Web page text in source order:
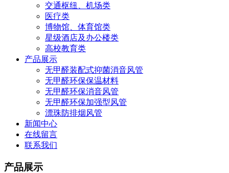
交通枢纽、机场类
医疗类
博物馆、体育馆类
星级酒店及办公楼类
高校教育类
产品展示
无甲醛装配式抑菌消音风管
无甲醛环保保温材料
无甲醛环保消音风管
无甲醛环保加强型风管
漂珠防排烟风管
新闻中心
在线留言
联系我们
产品展示